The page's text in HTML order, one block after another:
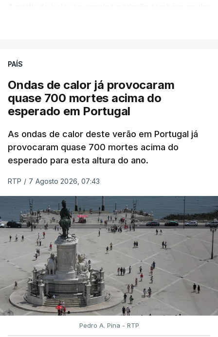
dependia da apresentação de um requerimento,
mas o Governo decidiu, a partir deste ano,
disponibilizar a cópia dos exames classificados a
e rigor do processo" devido às falhas na
classificação eletrónica.
Serão também publicadas as notas da 2.ª fase
Quanto aos pedidos de reapreciação de provas
realizadas durante a 1.ª fase, os resultados só
serão disponibilizados às escolas hoje, mas o MECI
assegurou que as pautas serão afixadas durante a
tarde.
A tutela justificou a demora no processo de
reapreciações com o "elevado número de
pedidos", que este ano ultrapassou os 20 mil,
PAÍS
Ondas de calor já provocaram
quase 700 mortes acima do
esperado em Portugal
As ondas de calor deste verão em Portugal já
provocaram quase 700 mortes acima do
esperado para esta altura do ano.
RTP / 7 Agosto 2026, 07:43
Pedro A. Pina - RTP